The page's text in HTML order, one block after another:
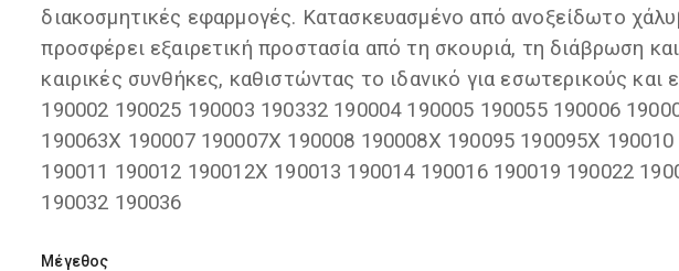
διακοσμητικές εφαρμογές. Κατασκευασμένο από ανοξείδωτο
προσφέρει εξαιρετική προστασία από τη σκουριά, τη διάβρωση και
καιρικές συνθήκες, καθιστώντας το ιδανικό για εσωτερικούς
190002 190025 190003 190332 190004 190005 190055 190006
190063X 190007 190007X 190008 190008X 190095 190095X
190011 190012 190012X 190013 190014 190016 190019 190022
190032 190036
Μέγεθος